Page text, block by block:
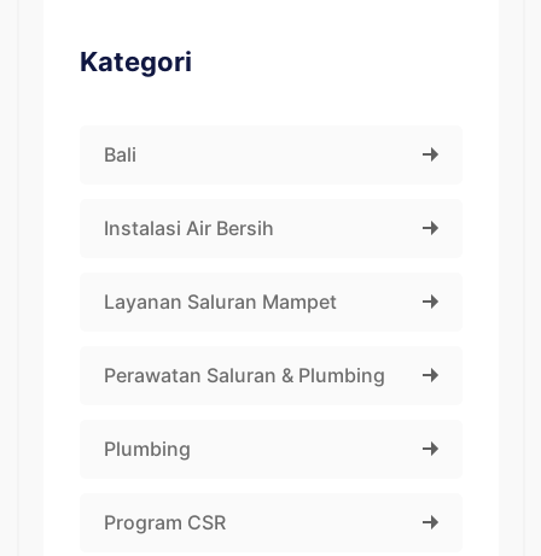
Kategori
Bali
Instalasi Air Bersih
Layanan Saluran Mampet
Perawatan Saluran & Plumbing
Plumbing
Program CSR